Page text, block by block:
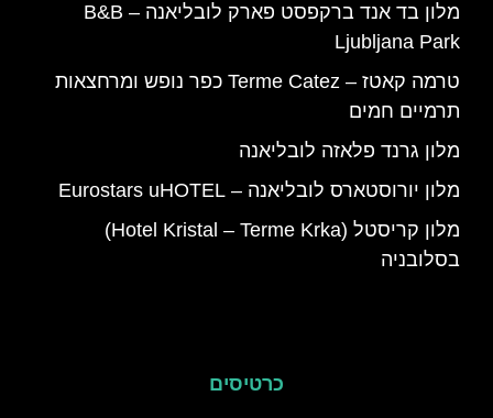
מלון בד אנד ברקפסט פארק לובליאנה – B&B
Ljubljana Park
טרמה קאטז – Terme Catez כפר נופש ומרחצאות
תרמיים חמים
מלון גרנד פלאזה לובליאנה
מלון יורוסטארס לובליאנה – Eurostars uHOTEL
מלון קריסטל (Hotel Kristal – Terme Krka)
בסלובניה
כרטיסים